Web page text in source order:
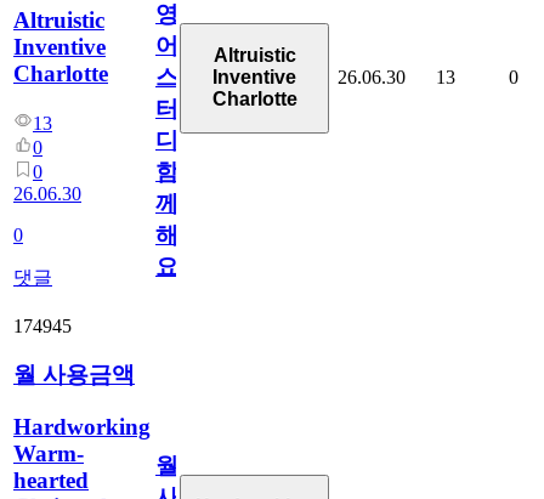
Altruistic
Inventive
Charlotte
13
0
0
26.06.30
0
댓글
영
어
스
터
디
함
께
해
요
Altruistic
Inventive
Charlotte
26.06.30 13 0
174945
월 사용금액
Hardworking
Warm-
hearted
월